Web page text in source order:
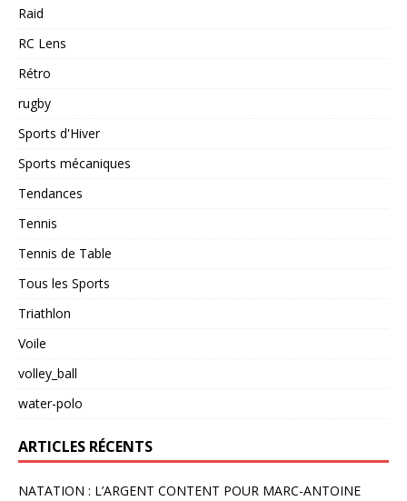
Raid
RC Lens
Rétro
rugby
Sports d'Hiver
Sports mécaniques
Tendances
Tennis
Tennis de Table
Tous les Sports
Triathlon
Voile
volley_ball
water-polo
ARTICLES RÉCENTS
NATATION : L’ARGENT CONTENT POUR MARC-ANTOINE